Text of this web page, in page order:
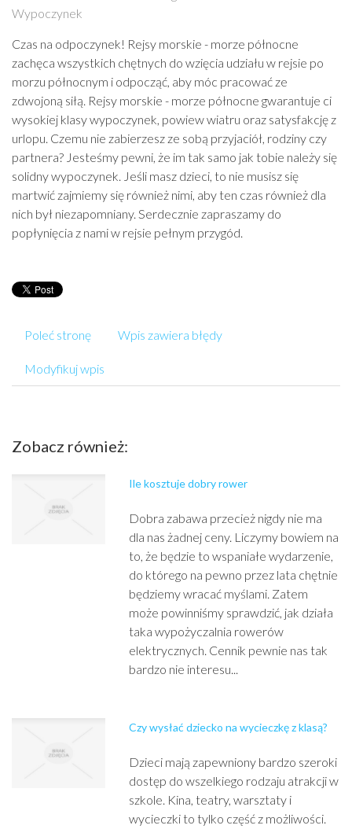
Wypoczynek
Czas na odpoczynek! Rejsy morskie - morze północne
zachęca wszystkich chętnych do wzięcia udziału w rejsie po
morzu północnym i odpocząć, aby móc pracować ze
zdwojoną siłą. Rejsy morskie - morze północne gwarantuje ci
wysokiej klasy wypoczynek, powiew wiatru oraz satysfakcję z
urlopu. Czemu nie zabierzesz ze sobą przyjaciół, rodziny czy
partnera? Jesteśmy pewni, że im tak samo jak tobie należy się
solidny wypoczynek. Jeśli masz dzieci, to nie musisz się
martwić zajmiemy się również nimi, aby ten czas również dla
nich był niezapomniany. Serdecznie zapraszamy do
popłynięcia z nami w rejsie pełnym przygód.
Poleć stronę Wpis zawiera błędy
Modyfikuj wpis
Zobacz również:
Ile kosztuje dobry rower
Dobra zabawa przecież nigdy nie ma
dla nas żadnej ceny. Liczymy bowiem na
to, że będzie to wspaniałe wydarzenie,
do którego na pewno przez lata chętnie
będziemy wracać myślami. Zatem
może powinniśmy sprawdzić, jak działa
taka wypożyczalnia rowerów
elektrycznych. Cennik pewnie nas tak
bardzo nie interesu...
Czy wysłać dziecko na wycieczkę z klasą?
Dzieci mają zapewniony bardzo szeroki
dostęp do wszelkiego rodzaju atrakcji w
szkole. Kina, teatry, warsztaty i
wycieczki to tylko część z możliwości.